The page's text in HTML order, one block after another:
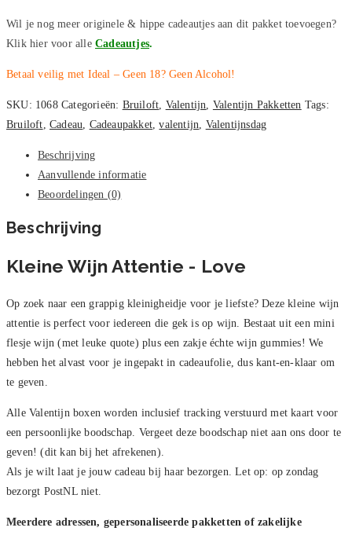
Wil je nog meer originele & hippe cadeautjes aan dit pakket toevoegen?
Klik hier voor alle Cadeautjes.
Betaal veilig met Ideal – Geen 18? Geen Alcohol!
SKU: 1068 Categorieën: Bruiloft Valentijn Valentijn Pakketten Tags:
Bruiloft ,Cadeau Cadeaupakket ,valentijn Valentijnsdag
Beschrijving
Aanvullende informatie
Beoordelingen (0)
Beschrijving
Kleine Wijn Attentie - Love
Op zoek naar een grappig kleinigheidje voor je liefste? Deze kleine wijn
attentie is perfect voor iedereen die gek is op wijn. Bestaat uit een mini
flesje wijn (met leuke quote) plus een zakje échte wijn gummies! We
hebben het alvast voor je ingepakt in cadeaufolie, dus kant-en-klaar om
te geven.
Alle Valentijn boxen worden inclusief tracking verstuurd met kaart voor
een persoonlijke boodschap. Vergeet deze boodschap niet aan ons door te
geven! (dit kan bij het afrekenen).
Als je wilt laat je jouw cadeau bij haar bezorgen. Let op: op zondag
bezorgt PostNL niet.
Meerdere adressen, gepersonaliseerde pakketten of zakelijke